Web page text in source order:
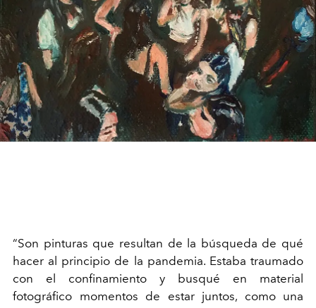
“Son pinturas que resultan de la búsqueda de qué
hacer al principio de la pandemia. Estaba traumado
con el confinamiento y busqué en material
fotográfico momentos de estar juntos, como una